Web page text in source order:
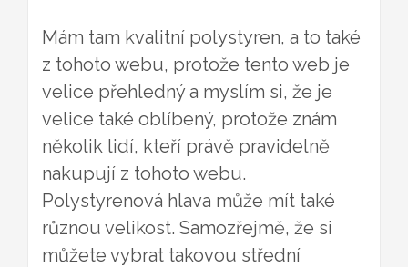
Mám tam kvalitní polystyren, a to také
z tohoto webu, protože tento web je
velice přehledný a myslím si, že je
velice také oblíbený, protože znám
několik lidí, kteří právě pravidelně
nakupují z tohoto webu.
Polystyrenová hlava může mít také
různou velikost. Samozřejmě, že si
můžete vybrat takovou střední